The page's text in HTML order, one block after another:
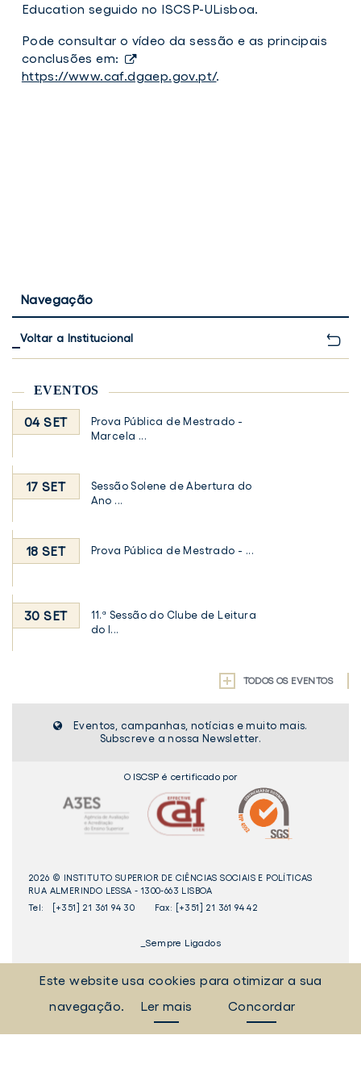
Avaliação
Education seguido no ISCSP-ULisboa.
Pode consultar o vídeo da sessão e as principais
conclusões em:
https://www.caf.dgaep.gov.pt/.
Navegação
Voltar a Institucional
EVENTOS
04 SET
Prova Pública de Mestrado -
Marcela ...
17 SET
Sessão Solene de Abertura do
Ano ...
18 SET Prova Pública de Mestrado - ...
30 SET
11.ª Sessão do Clube de Leitura
do I...
TODOS OS EVENTOS
Eventos, campanhas, notícias e muito mais.
Subscreve a nossa Newsletter.
O ISCSP é certificado por
2026 © INSTITUTO SUPERIOR DE CIÊNCIAS SOCIAIS E POLÍTICAS
RUA ALMERINDO LESSA - 1300-663 LISBOA
Tel:
[+351] 21 361 94 30 Fax: [+351] 21 361 94 42
_Sempre Ligados
LINKEDININSTAGAMFACEBOOK
YOUTUBE
Este website usa cookies para otimizar a sua
navegação.
Ler mais Concordar